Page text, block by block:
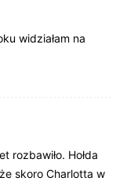
widziałam na
rozbawiło. Hołda
skoro Charlotta w